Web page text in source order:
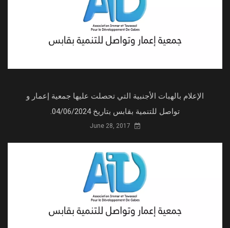
الإعلام بالهبات الأجنبية التي تحصلت عليها جمعية إعمار و
تواصل للتنمية بقابس بتاريخ 04/06/2024.